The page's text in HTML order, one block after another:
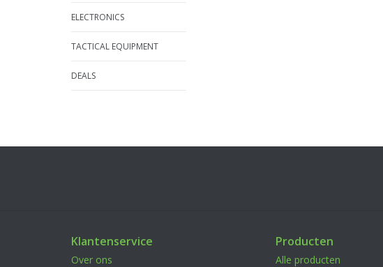
ELECTRONICS
TACTICAL EQUIPMENT
DEALS
Klantenservice
Over ons
Producten
Alle producten